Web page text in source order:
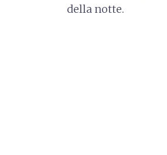
della notte.